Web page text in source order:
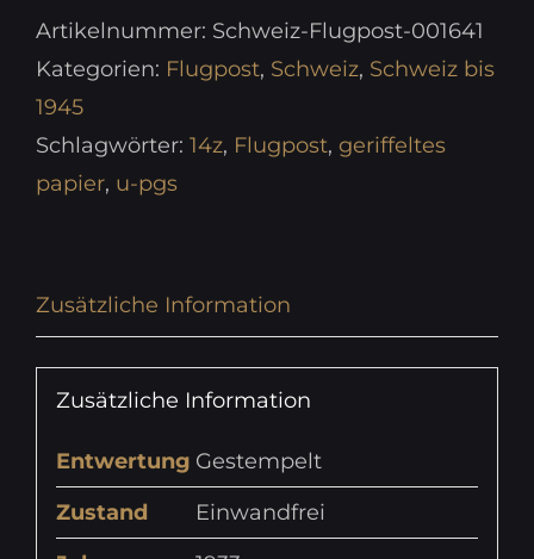
Artikelnummer: Schweiz-Flugpost-001641
Kategorien: Flugpost, Schweiz, Schweiz bis
1945
Schlagwörter: 14z, Flugpost, geriffeltes
papier, u-pgs
Zusätzliche Information
Zusätzliche Information
Entwertung Gestempelt
Zustand
Einwandfrei